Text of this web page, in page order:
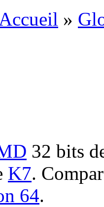
»
32 bits
K7.
64.